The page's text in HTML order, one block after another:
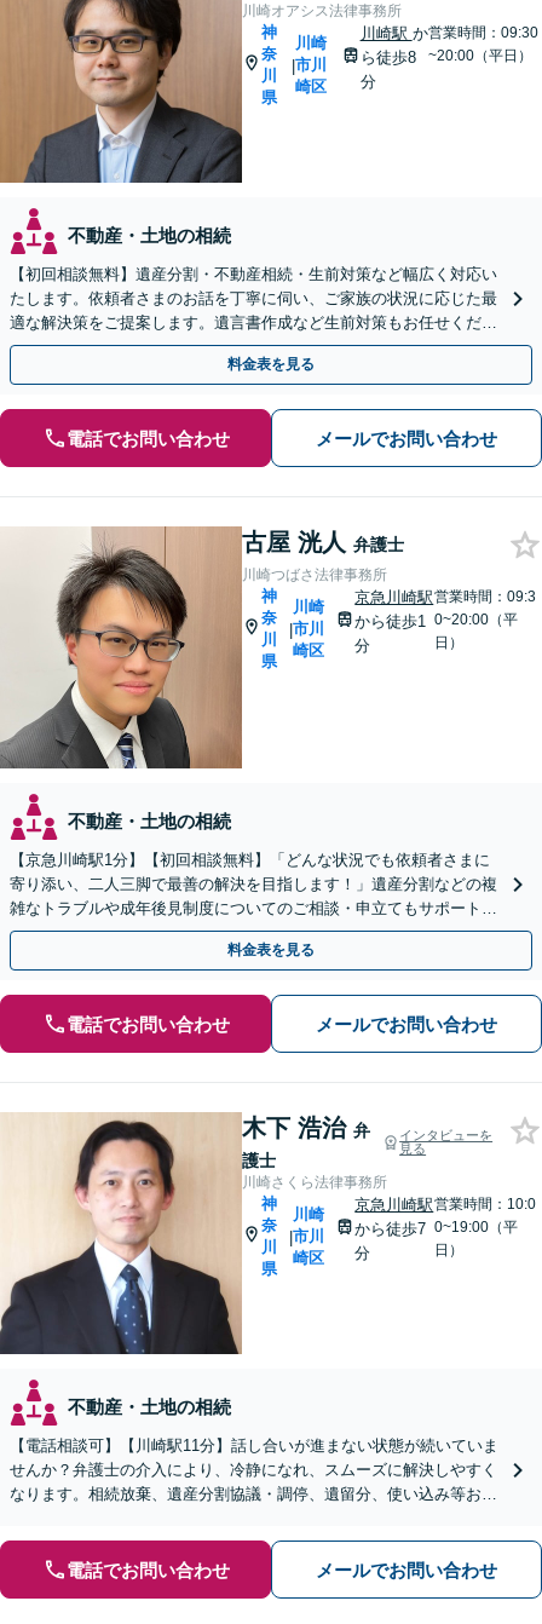
川崎オアシス法律事務所
神
奈
川
県
|
川崎
市川
崎区
川崎駅 か
ら徒歩8
分
営業時間：09:30
~20:00（平日）
不動産・土地の相続
【初回相談無料】遺産分割・不動産相続・生前対策など幅広く対応い
たします。依頼者さまのお話を丁寧に伺い、ご家族の状況に応じた最
適な解決策をご提案します。遺言書作成など生前対策もお任せくださ
い【川崎駅8分】【Web面談OK】
料金表を見る
電話でお問い合わせ メールでお問い合わせ
古屋 洸人 弁護士
川崎つばさ法律事務所
神
奈
川
県
|
川崎
市川
崎区
京急川崎駅
から徒歩1
分
営業時間：09:3
0~20:00（平
日）
不動産・土地の相続
【京急川崎駅1分】【初回相談無料】「どんな状況でも依頼者さまに
寄り添い、二人三脚で最善の解決を目指します！」遺産分割などの複
雑なトラブルや成年後見制度についてのご相談・申立てもサポート。
一人で抱え込まず、まずはお話をお聞かせください
料金表を見る
電話でお問い合わせ メールでお問い合わせ
木下 浩治 弁
護士
インタビューを
見る
川崎さくら法律事務所
神
奈
川
県
|
川崎
市川
崎区
京急川崎駅
から徒歩7
分
営業時間：10:0
0~19:00（平
日）
不動産・土地の相続
【電話相談可】【川崎駅11分】話し合いが進まない状態が続いていま
せんか？弁護士の介入により、冷静になれ、スムーズに解決しやすく
なります。相続放棄、遺産分割協議・調停、遺留分、使い込み等おま
電話でお問い合わせ メールでお問い合わせ